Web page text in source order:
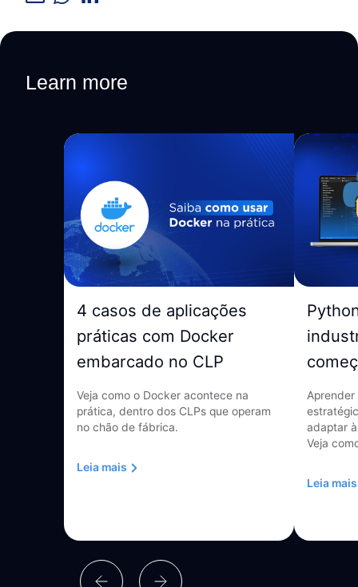
Learn more
4 casos de aplicações
práticas com Docker
embarcado no CLP
Veja como o Docker acontece na
prática, dentro dos CLPs que operam
no chão de fábrica.
Leia mais
adaptar
Veja
Leia mais